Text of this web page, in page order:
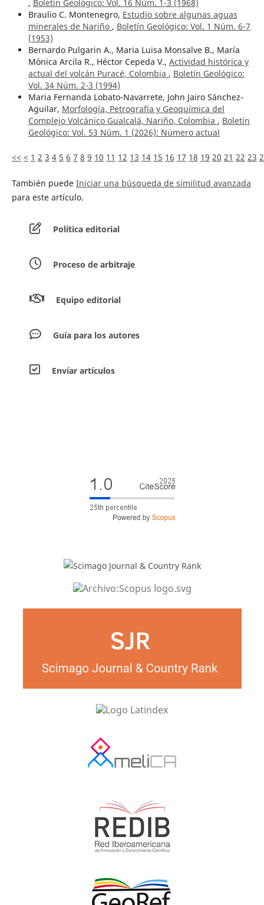
, Boletín Geológico: Vol. 16 Núm. 1-3 (1968)
Braulio C. Montenegro, Estudio sobre algunas aguas
minerales de Nariño , Boletín Geológico: Vol. 1 Núm. 6-7
(1953)
Bernardo Pulgarin A., Maria Luisa Monsalve B., María
Mónica Arcila R., Héctor Cepeda V., Actividad histórica y
actual del volcán Puracé, Colombia , Boletín Geológico:
Vol. 34 Núm. 2-3 (1994)
Maria Fernanda Lobato-Navarrete, John Jairo Sánchez-
Aguilar, Morfología, Petrografía y Geoquímica del
Complejo Volcánico Gualcalá, Nariño, Colombia , Boletín
Geológico: Vol. 53 Núm. 1 (2026): ¨Número actual
<< < 1 2 3 4 5 6 7 8 9 10 11 12 13 14 15 16 17 18 19 20 21 22 23
También puede Iniciar una búsqueda de similitud avanzada
para este artículo.
Política editorial
Proceso de arbitraje
Equipo editorial
Guía para los autores
Envíar artículos